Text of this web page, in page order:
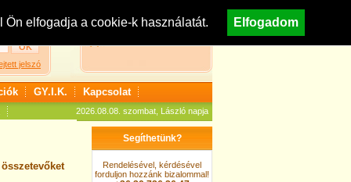
elfogadja a cookie-k használatát. Elfogadom
jelszó
Nézzen körül áruházunkban!
GY.I.K.
Kapcsolat
2026.08.08. szombat, László napja
Segíthetünk?
Rendelésével, kérdésével
forduljon hozzánk bizalommal!